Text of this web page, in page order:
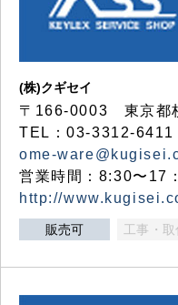
(株)クギセイ
〒166-0003 東京都
TEL：03-3312-
ome-
営業時間：8:30〜17
http://
販売可 工事・取